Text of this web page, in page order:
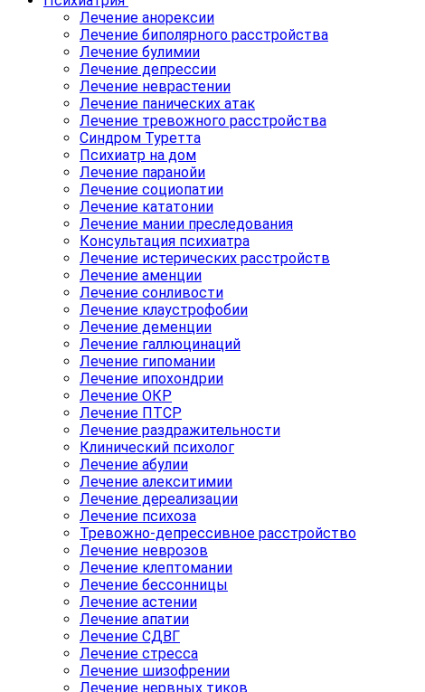
Лечение анорексии
Лечение биполярного расстройства
Лечение булимии
Лечение депрессии
Лечение неврастении
Лечение панических атак
Лечение тревожного расстройства
Синдром Туретта
Психиатр на дом
Лечение паранойи
Лечение социопатии
Лечение кататонии
Лечение мании преследования
Консультация психиатра
Лечение истерических расстройств
Лечение аменции
Лечение сонливости
Лечение клаустрофобии
Лечение деменции
Лечение галлюцинаций
Лечение гипомании
Лечение ипохондрии
Лечение ОКР
Лечение ПТСР
Лечение раздражительности
Клинический психолог
Лечение абулии
Лечение алекситимии
Лечение дереализации
Лечение психоза
Тревожно-депрессивное расстройство
Лечение неврозов
Лечение клептомании
Лечение бессонницы
Лечение астении
Лечение апатии
Лечение СДВГ
Лечение стресса
Лечение шизофрении
Лечение нервных тиков